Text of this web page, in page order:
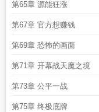
第65章 源能狂涨
第67章 官方想赚钱
第69章 恐怖的画面
第71章 开幕战天魔之境
第73章 公平一战
第75章 终极底牌